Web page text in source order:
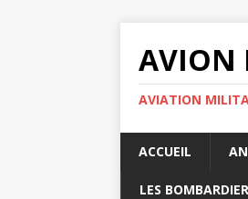
AVION
AVIATION
ACCUEIL
LES